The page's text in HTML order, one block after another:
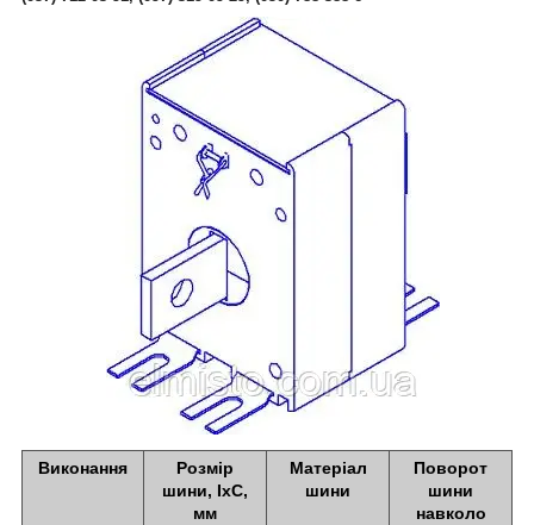
Виконання
Розмір
шини, IxC,
мм
Матеріал
шини
Поворот
шини
навколо